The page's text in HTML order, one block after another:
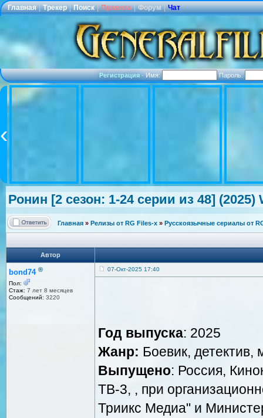
Главная | Трекер | Поиск | Правила | Форум | Чат
Регистрация·Имя: Пароль:
Ронин [2 сезон: 1-24 серии из 48] (2025)
Главная » Релизы от RG Files-x » Русскоязычные сериалы от
Автор
bond74 ®
Пол:
Стаж: 7 лет 8 месяцев
Сообщений: 3220
07-Окт-2025 17:40
Год выпуска: 2025
Жанр: Боевик, детектив,
Выпущено: Россия,
ТВ-3, , при
Триикс Медиа" и